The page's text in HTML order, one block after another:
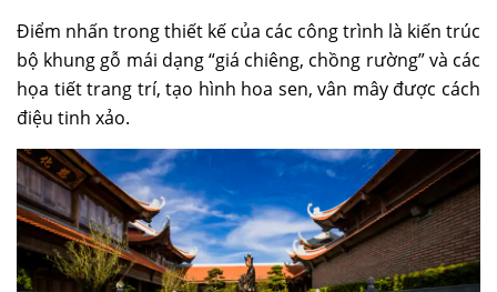
Điểm nhấn trong thiết kế của các công trình là kiến trúc
bộ khung gỗ mái dạng “giá chiêng, chồng rường” và các
họa tiết trang trí, tạo hình hoa sen, vân mây được cách
điệu tinh xảo.